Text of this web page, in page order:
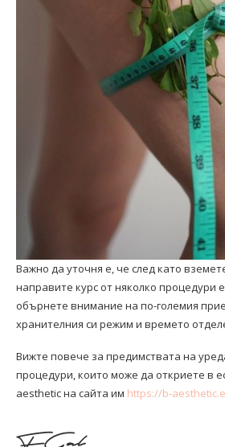
Важно да уточня е, че след като
направите курс от няколко процедури
обърнете внимание на по-големия
хранителния си режим и времето
Вижте повече за предимствата на
процедури, които може да откриете в
aesthetic на сайта им https://b-
FGal